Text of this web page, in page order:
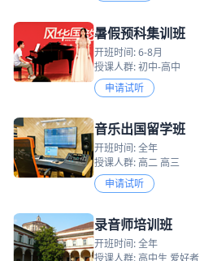
暑假预科集训班
开班时间: 6-8月
授课人群: 初中-高中
申请试听
音乐出国留学班
开班时间: 全年
授课人群: 高二 高三
申请试听
录音师培训班
开班时间: 全年
授课人群: 高中生 爱好者